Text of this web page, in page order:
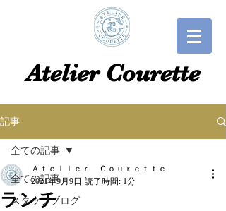
​​Atelier Courette​
記事
全ての記事
スタッフブログ
全ての記事
ランチ
Ａｔｅｌｉｅｒ Ｃｏｕｒｅｔｔｅ
2021年9月9日 読了時間: 1分